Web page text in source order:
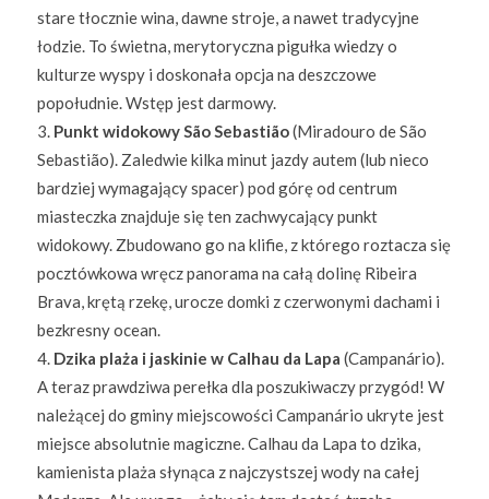
stare tłocznie wina, dawne stroje, a nawet tradycyjne
łodzie. To świetna, merytoryczna pigułka wiedzy o
kulturze wyspy i doskonała opcja na deszczowe
popołudnie. Wstęp jest darmowy.
Punkt widokowy São Sebastião(Miradouro de São
Sebastião). Zaledwie kilka minut jazdy autem (lub nieco
bardziej wymagający spacer) pod górę od centrum
miasteczka znajduje się ten zachwycający punkt
widokowy. Zbudowano go na klifie, z którego roztacza się
pocztówkowa wręcz panorama na całą dolinę Ribeira
Brava, krętą rzekę, urocze domki z czerwonymi dachami i
bezkresny ocean.
Dzika plaża i jaskinie w Calhau da Lapa (Campanário).
A teraz prawdziwa perełka dla poszukiwaczy przygód! W
należącej do gminy miejscowości Campanário ukryte jest
miejsce absolutnie magiczne. Calhau da Lapa to dzika,
kamienista plaża słynąca z najczystszej wody na całej